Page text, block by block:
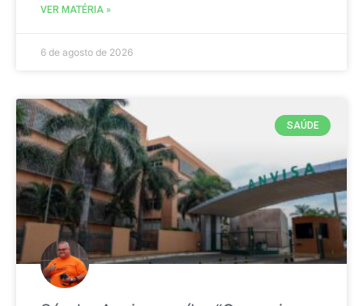
VER MATÉRIA »
6 de agosto de 2026
SAÚDE